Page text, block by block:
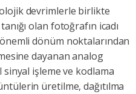
devrimlerle birlikte
olan fotoğrafın icadı
dönüm noktalarından
dayanan analog
işleme ve kodlama
üretilme, dağıtılma